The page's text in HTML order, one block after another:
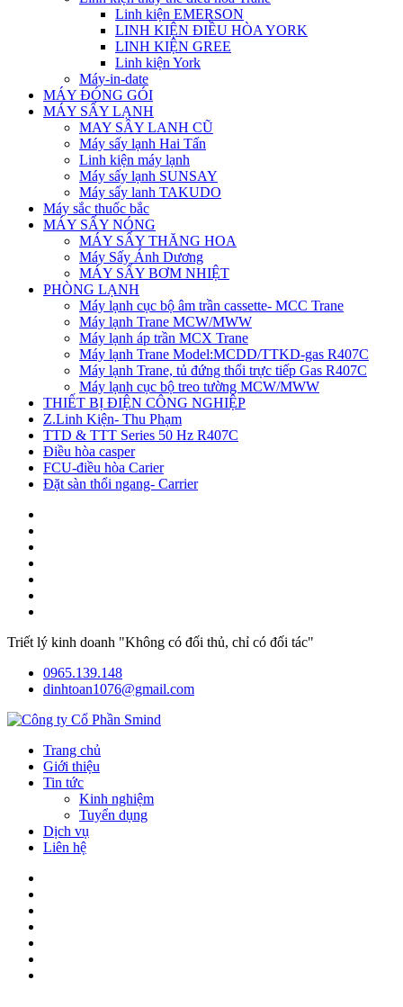
Linh kiện EMERSON
LINH KIỆN ĐIỀU HÒA YORK
LINH KIỆN GREE
Linh kiện York
Máy-in-date
MÁY ĐÓNG GÓI
MÁY SẤY LẠNH
MAY SÂY LANH CŨ
Máy sấy lạnh Hai Tấn
Linh kiện máy lạnh
Máy sấy lạnh SUNSAY
Máy sấy lanh TAKUDO
Máy sắc thuốc bắc
MÁY SẤY NÓNG
MÁY SẤY THĂNG HOA
Máy Sấy Ánh Dương
MÁY SẤY BƠM NHIỆT
PHÒNG LẠNH
Máy lạnh cục bộ âm trần cassette- MCC Trane
Máy lạnh Trane MCW/MWW
Máy lạnh áp trần MCX Trane
Máy lạnh Trane Model:MCDD/TTKD-gas R407C
Máy lạnh Trane, tủ đứng thổi trực tiếp Gas R407C
Máy lạnh cục bộ treo tường MCW/MWW
THIẾT BỊ ĐIỆN CÔNG NGHIỆP
Z.Linh Kiện- Thu Phạm
TTD & TTT Series 50 Hz R407C
Điều hòa casper
FCU-điều hòa Carier
Đặt sàn thổi ngang- Carrier
Triết lý kinh doanh "Không có đối thủ, chỉ có đối tác"
0965.139.148
dinhtoan1076@gmail.com
Trang chủ
Giới thiệu
Tin tức
Kinh nghiệm
Tuyển dụng
Dịch vụ
Liên hệ